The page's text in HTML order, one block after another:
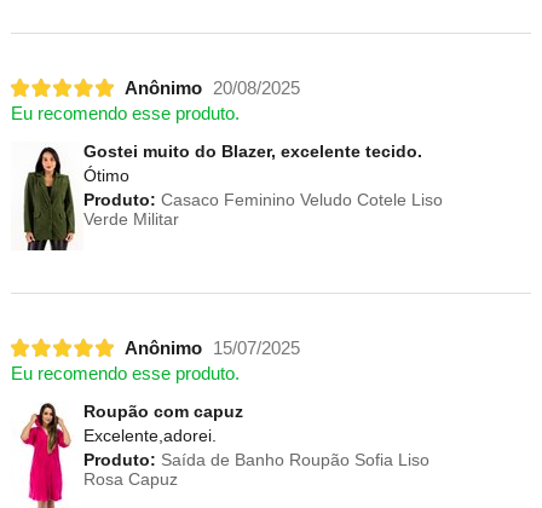
Anônimo
20/08/2025
Eu recomendo esse produto.
Gostei muito do Blazer, excelente tecido.
Ótimo
Produto: Casaco Feminino Veludo Cotele Liso
Verde Militar
Anônimo
15/07/2025
Eu recomendo esse produto.
Roupão com capuz
Excelente,adorei.
Produto: Saída de Banho Roupão Sofia Liso
Rosa Capuz